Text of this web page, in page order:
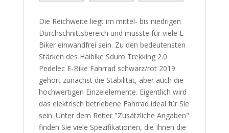
Die Reichweite liegt im mittel- bis niedrigen
Durchschnittsbereich und müsste für viele E-
Biker einwandfrei sein. Zu den bedeutensten
Stärken des Haibike Sduro Trekking 2.0
Pedelec E-Bike Fahrrad schwarz/rot 2019
gehört zunächst die Stabilität, aber auch die
hochwertigen Einzelelemente. Eigentlich wird
das elektrisch betriebene Fahrrad ideal für Sie
sein. Unter dem Reiter "Zusätzliche Angaben"
finden Sie viele Spezifikationen, die Ihnen die